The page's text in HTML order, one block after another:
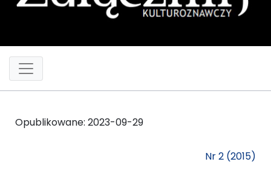
Opublikowane: 2023-09-29
Nr 2 (2015)